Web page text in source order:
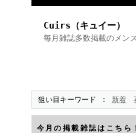
Cuirs（キュイー）
毎月雑誌多数掲載のメン
狙い目キーワード 新着
今月の掲載雑誌はこちら